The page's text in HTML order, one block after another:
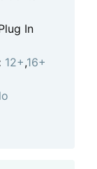
In
12+,16+